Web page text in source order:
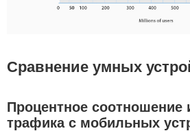
Сравнение умных
Процентное соотношение
трафика с мобильных